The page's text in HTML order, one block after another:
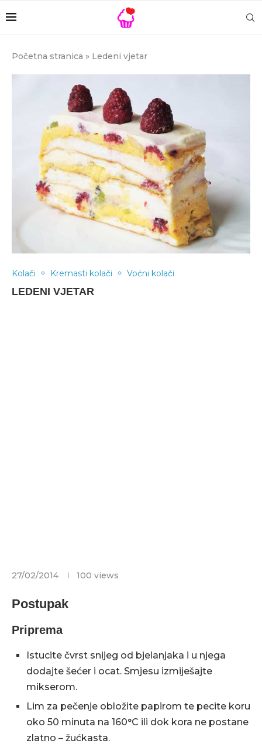
Početna stranica » Ledeni vjetar
Kolači Kremasti kolači Voćni kolači
LEDENI VJETAR
27/02/2014 100 views
Postupak
Priprema
Istucite čvrst snijeg od bjelanjaka i u njega
dodajte šećer i ocat. Smjesu izmiješajte
mikserom.
Lim za pečenje obložite papirom te pecite koru
oko 50 minuta na 160°C ili dok kora ne postane
zlatno – žućkasta.